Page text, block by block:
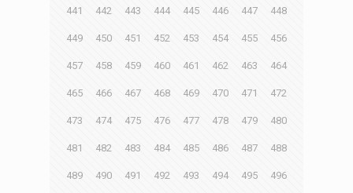
441 442 443 444 445 446 447 448
449 450 451 452 453 454 455 456
457 458 459 460 461 462 463 464
465 466 467 468 469 470 471 472
473 474 475 476 477 478 479 480
481 482 483 484 485 486 487 488
489 490 491 492 493 494 495 496